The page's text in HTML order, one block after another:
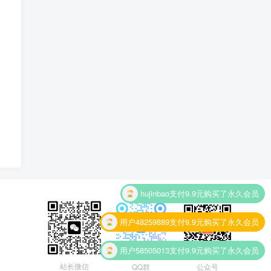
站长微信 QQ群 公众号
用户48259889支付9.9元购买了永久会员
用户58505013支付9.9元购买了永久会员
用户38443876支付9.9元购买了永久会员